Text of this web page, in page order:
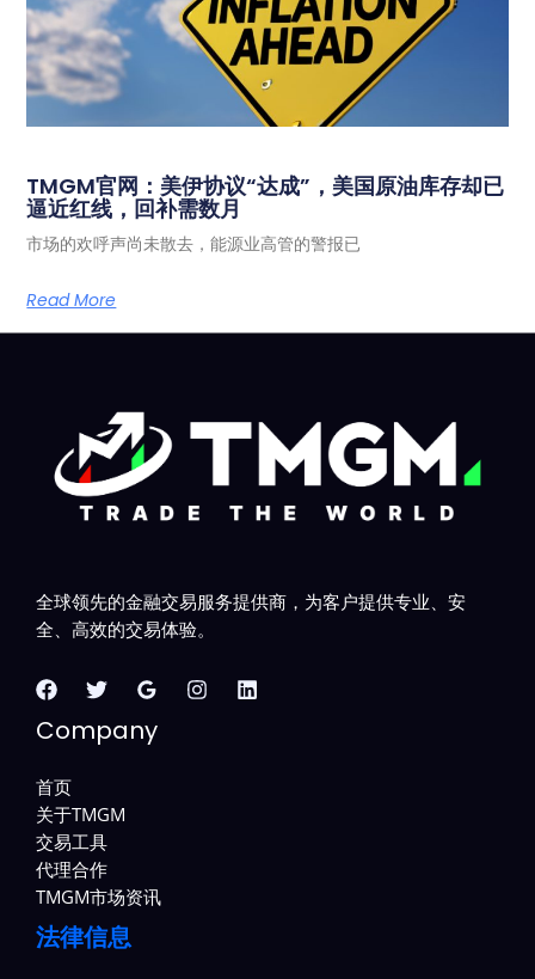
TMGM官网：美伊协议“达成”，美国原油库存却已
逼近红线，回补需数月
市场的欢呼声尚未散去，能源业高管的警报已
Read More
全球领先的金融交易服务提供商，为客户提供专业、安
全、高效的交易体验。
Company
首页
关于TMGM
交易工具
代理合作
TMGM市场资讯
法律信息